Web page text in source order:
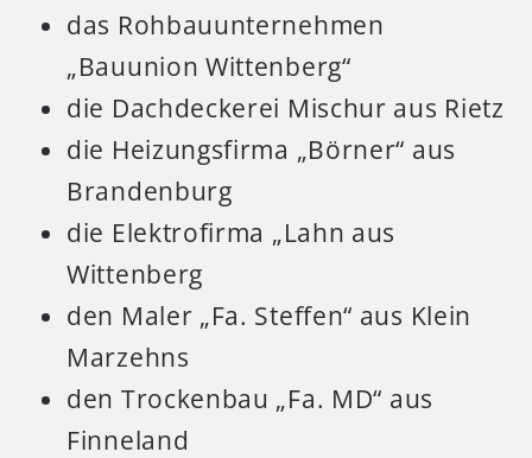
das Rohbauunternehmen
„Bauunion Wittenberg“
die Dachdeckerei Mischur aus Rietz
die Heizungsfirma „Börner“ aus
Brandenburg
die Elektrofirma „Lahn aus
Wittenberg
den Maler „Fa. Steffen“ aus Klein
Marzehns
den Trockenbau „Fa. MD“ aus
Finneland